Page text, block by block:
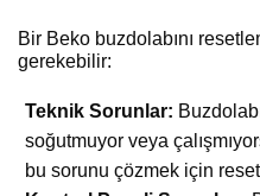
Bir Beko buzdolabını
gerekebilir:
Teknik Sorunlar:
soğutmuyor veya
bu sorunu çözmek için